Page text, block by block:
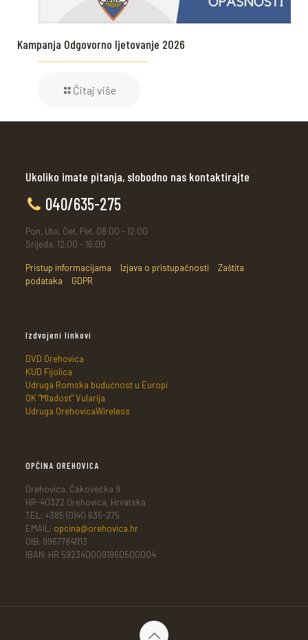
Kampanja Odgovorno ljetovanje 2026
Čitaj više
Ukoliko imate pitanja, slobodno nas kontaktirajte
040/635-275
Pon, Uto, Čet, Pet, 08:00 - 12:00
Srijeda, 12:00 - 16:00
Pristup informacijama Izjava o pristupačnosti
Zaštita
podataka
GDPR
Izdvojeni linkovi
DVD Orehovica
KUD Fijolica
Udruga Romska budućnost u Europi
OK "Mladost" Vularija
Udruga OrehovicaWireless
OPĆINA OREHOVICA
Orehovica, Čakovečka 9
HR-40322 Orehovica, Hrvatska
TEL: +385 (0)40 635-275
EMAIL: opcina@orehovica.hr
OIB: 99677841113
IBAN: HR 5923400091860500004